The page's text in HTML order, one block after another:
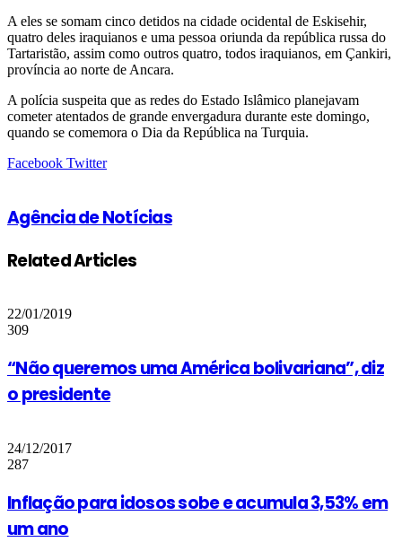
A eles se somam cinco detidos na cidade ocidental de Eskisehir,
quatro deles iraquianos e uma pessoa oriunda da república russa do
Tartaristão, assim como outros quatro, todos iraquianos, em Çankiri,
província ao norte de Ancara.
A polícia suspeita que as redes do Estado Islâmico planejavam
cometer atentados de grande envergadura durante este domingo,
quando se comemora o Dia da República na Turquia.
Facebook TwitterGoogle+
LinkedIn
StumbleUpon
Tumblr
Pinterest
Reddit
VKontakte
Share
Print
Agência de Notícias
Related Articles
22/01/2019
309
“Não queremos uma América bolivariana”, diz
o presidente
24/12/2017
287
Inflação para idosos sobe e acumula 3,53% em
um ano